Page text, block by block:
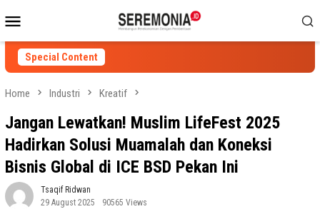
to
contentMenu
Special Content
Home Industri Kreatif
Jangan Lewatkan! Muslim LifeFest 2025
Hadirkan Solusi Muamalah dan Koneksi
Bisnis Global di ICE BSD Pekan Ini
Tsaqif Ridwan
29 August 2025
90565 Views